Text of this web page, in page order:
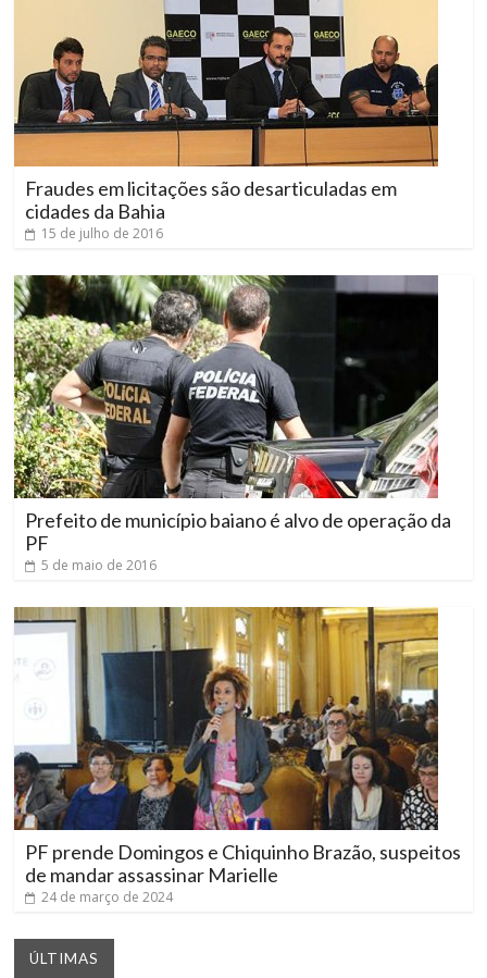
Fraudes em licitações são desarticuladas em
cidades da Bahia
15 de julho de 2016
Prefeito de município baiano é alvo de operação da
PF
5 de maio de 2016
PF prende Domingos e Chiquinho Brazão, suspeitos
de mandar assassinar Marielle
24 de março de 2024
ÚLTIMAS